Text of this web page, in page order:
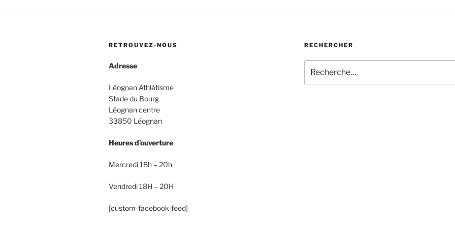
RETROUVEZ-NOUS
Adresse
Léognan Athlétisme
Stade du Bourg
Léognan centre
33850 Léognan
Heures d’ouverture
Mercredi 18h – 20h
Vendredi 18H – 20H
[custom-facebook-feed]
RECHERCHER
pour
: